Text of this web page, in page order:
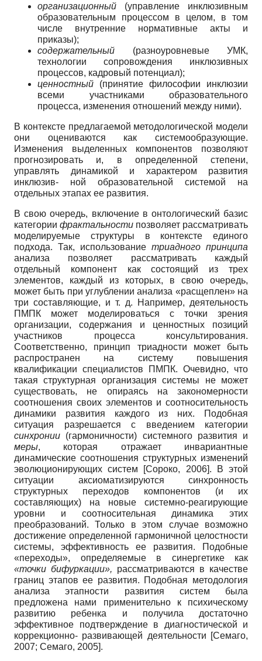
организационный (управление инклюзивным
образовательным процессом в целом, в том
числе внутренние нормативные акты и
приказы);
содержательный (разноуровневые УМК,
технологии сопровождения инклюзивных
процессов, кадровый потенциал);
ценностный (принятие философии инклюзии
всеми участниками образовательного
процесса, изменения отношений между ними).
В контексте предлагаемой методологической модели
они оцениваются как системообразующие.
Изменения выделенных компонентов позволяют
прогнозировать и, в определенной степени,
управлять динамикой и характером развития
инклюзив- ной образовательной системой на
отдельных этапах ее развития.
В свою очередь, включение в онтологический базис
категории фрактальности позволяет рассматривать
моделируемые структуры в контексте единого
подхода. Так, использование триадного принципа
анализа позволяет рассматривать каждый
отдельный компонент как состоящий из трех
элементов, каждый из которых, в свою очередь,
может быть при углублении анализа «расщеплен» на
три составляющие, и т. д. Например, деятельность
ПМПК может моделироваться с точки зрения
организации, содержания и ценностных позиций
участников процесса консультирования.
Соответственно, принцип триадности может быть
распространен на систему повышения
квалификации специалистов ПМПК. Очевидно, что
такая структурная организация системы не может
существовать, не опираясь на закономерности
соотношения своих элементов и соотносительность
динамики развития каждого из них. Подобная
ситуация разрешается с введением категории
синхронии (гармоничности) системного развития и
меры, которая отражает инвариантные
динамические соотношения структурных изменений
эволюционирующих систем [Сороко, 2006]. В этой
ситуации аксиоматизируются синхронность
структурных переходов компонентов (и их
составляющих) на новые системно-реагирующие
уровни и соотносительная динамика этих
преобразований. Только в этом случае возможно
достижение определенной гармоничной целостности
системы, эффективность ее развития. Подобные
«переходы», определяемые в синергетике как
«точки бифуркации», рассматриваются в качестве
границ этапов ее развития. Подобная методология
анализа этапности развития систем была
предложена нами применительно к психическому
развитию ребенка и получила достаточно
эффективное подтверждение в диагностической и
коррекционно- развивающей деятельности [Семаго,
2007; Семаго, 2005].